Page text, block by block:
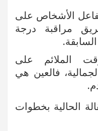
الأشخاص على
مراقبة درجة
الملائم على
فالعين هي
الحالية بخطوات